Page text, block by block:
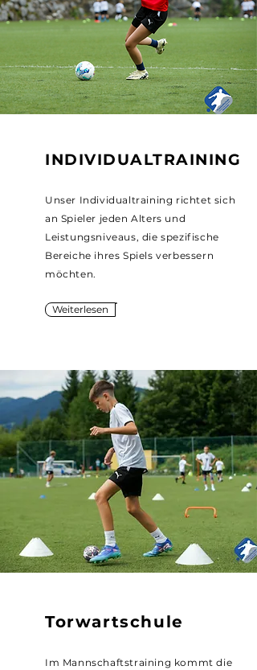
INDIVIDUALTRAINING
Unser Individualtraining richtet sich
an Spieler jeden Alters und
Leistungsniveaus, die spezifische
Bereiche ihres Spiels verbessern
möchten.
Weiterlesen
Torwartschule
Im Mannschaftstraining kommt die